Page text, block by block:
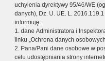
uchylenia dyrektywy 95/46/WE
danych), Dz. U. UE. L.
informuję:
1. dane Administratora i
linku „Ochrona danych
2. Pana/Pani dane osobowe w
celu udostępniania strony